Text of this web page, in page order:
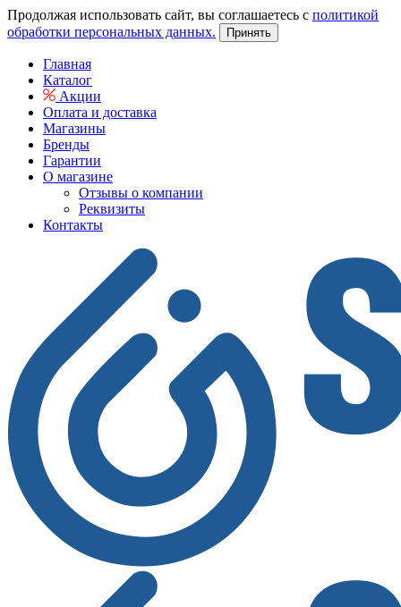
Продолжая использовать сайт, вы соглашаетесь с политикой
обработки персональных данных.
Принять
Главная
Каталог
Акции
Оплата и доставка
Магазины
Бренды
Гарантии
О магазине
Отзывы о компании
Реквизиты
Контакты